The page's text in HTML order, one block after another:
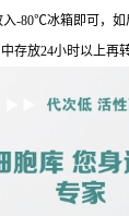
入-80℃冰箱即可，
存放24小时以上再